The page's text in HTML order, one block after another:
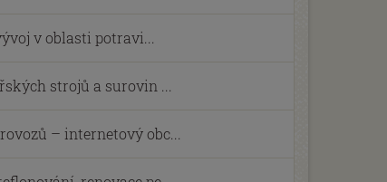
v oblasti potravi...
strojů a surovin ...
– internetový obc...